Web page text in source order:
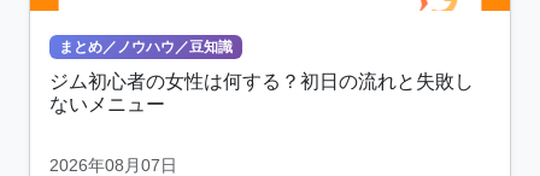
まとめ／ノウハウ／豆知識
ジム初心者の女性は何する？初日の流れと失敗し
ないメニュー
2026年08月07日